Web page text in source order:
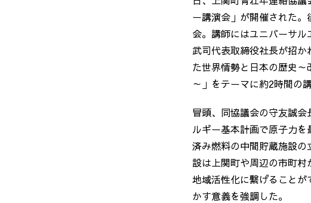
ー講演会」が開催された
会。講師にはユニバーサ
武司代表取締役社長が招
た世界情勢と日本の歴史～
～」をテーマに約2時間の
冒頭、同協議会の守友誠会
ルギー基本計画で原子力
済み燃料の中間貯蔵施設
設は上関町や周辺の市町村
地域活性化に繋げること
かす意義を強調した。